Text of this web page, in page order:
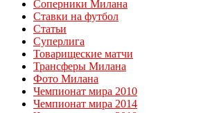
Соперники Милана
Ставки на футбол
Статьи
Суперлига
Товарищеские матчи
Трансферы Милана
Фото Милана
Чемпионат мира 2010
Чемпионат мира 2014